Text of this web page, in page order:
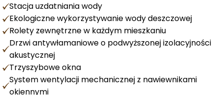
Stacja uzdatniania wody
Ekologiczne wykorzystywanie wody deszczowej
Rolety zewnętrzne w każdym mieszkaniu
Drzwi antywłamaniowe o podwyższonej izolacyjności
akustycznej
Trzyszybowe okna
System wentylacji mechanicznej z nawiewnikami
okiennymi